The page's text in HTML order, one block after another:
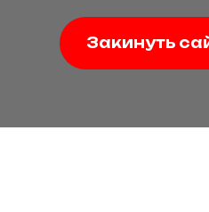
Закинуть